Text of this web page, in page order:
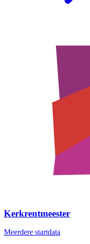
Kerkrentmeester
Meerdere startdata